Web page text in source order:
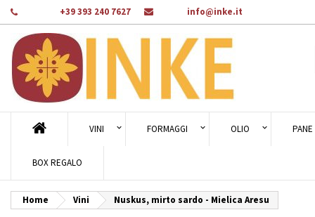
+39 393 240 7627 info@inke.it
VINI FORMAGGI OLIO PANE
BOX REGALO
Home Vini Nuskus, mirto sardo - Mielica Aresu